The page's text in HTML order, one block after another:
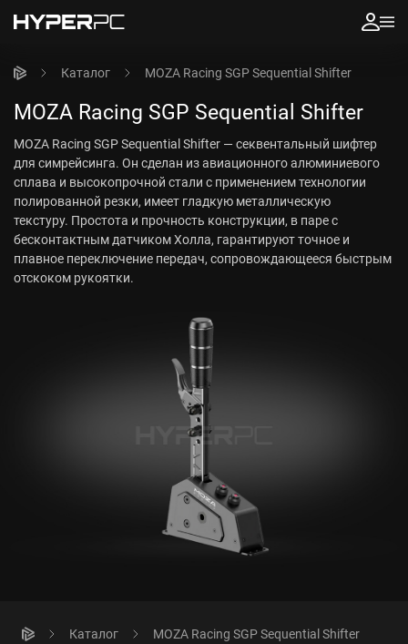
Каталог MOZA Racing SGP Sequential Shifter
MOZA Racing SGP Sequential Shifter
MOZA Racing SGP Sequential Shifter — секвентальный шифтер
для симрейсинга. Он сделан из авиационного алюминиевого
сплава и высокопрочной стали с применением технологии
полированной резки, имеет гладкую металлическую
текстуру. Простота и прочность конструкции, в паре с
бесконтактным датчиком Холла, гарантируют точное и
плавное переключение передач, сопровождающееся быстрым
отскоком рукоятки.
Каталог MOZA Racing SGP Sequential Shifter